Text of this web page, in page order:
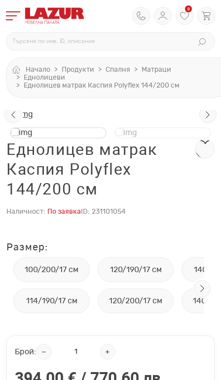
0
Начало Продукти Спалня
Матраци
Еднолицеви
Eднолицев матрак Каспия Polyflex 144/200 см
Eднолицев матрак
Каспия Polyflex
144/200 см
Наличност: По заявка ID: 231101054
Размер:
100/200/17 см
114/190/17 см
120/190/17 см
120/200/17 см
140/
140/
Брой: